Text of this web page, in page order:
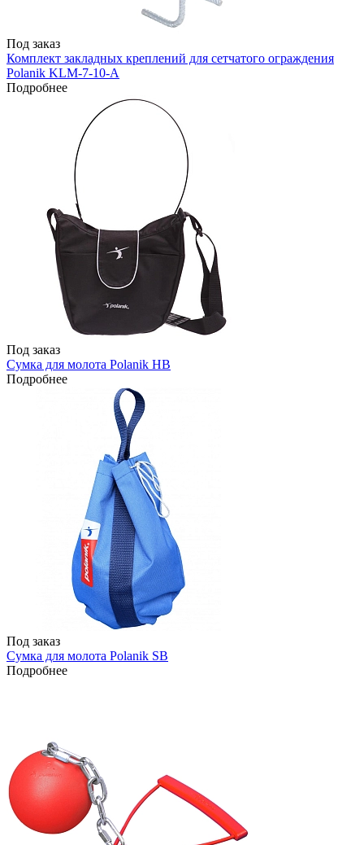
Под заказ
Комплект закладных креплений для сетчатого ограждения
Polanik KLM-7-10-A
Подробнее
Под заказ
Сумка для молота Polanik HB
Подробнее
Под заказ
Сумка для молота Polanik SB
Подробнее